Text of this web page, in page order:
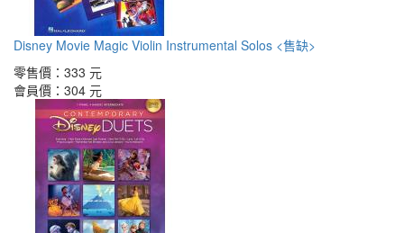
Disney Movie Magic Violin Instrumental Solos <售缺>
零售價： 333 元
會員價： 304 元